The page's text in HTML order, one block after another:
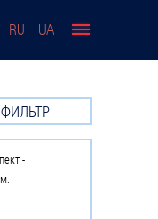
RU UA
ФИЛЬТР